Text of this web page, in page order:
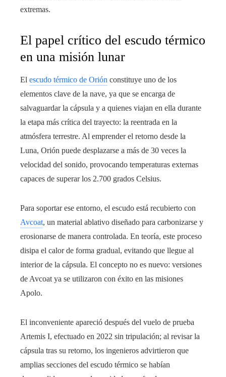
extremas.
El papel crítico del escudo térmico
en una misión lunar
El escudo térmico de Orión constituye uno de los
elementos clave de la nave, ya que se encarga de
salvaguardar la cápsula y a quienes viajan en ella durante
la etapa más crítica del trayecto: la reentrada en la
atmósfera terrestre. Al emprender el retorno desde la
Luna, Orión puede desplazarse a más de 30 veces la
velocidad del sonido, provocando temperaturas externas
capaces de superar los 2.700 grados Celsius.
Para soportar ese entorno, el escudo está recubierto con
Avcoat, un material ablativo diseñado para carbonizarse y
erosionarse de manera controlada. En teoría, este proceso
disipa el calor de forma gradual, evitando que llegue al
interior de la cápsula. El concepto no es nuevo: versiones
de Avcoat ya se utilizaron con éxito en las misiones
Apolo.
El inconveniente apareció después del vuelo de prueba
Artemis I, efectuado en 2022 sin tripulación; al revisar la
cápsula tras su retorno, los ingenieros advirtieron que
amplias secciones del escudo térmico se habían